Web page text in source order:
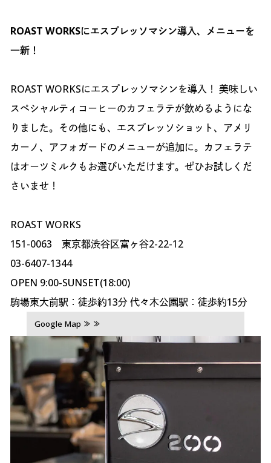
ROAST WORKSにエスプレッソマシン導入、メニューを
一新！
ROAST WORKSにエスプレッソマシンを導入！ 美味しい
スペシャルティコーヒーのカフェラテが飲めるようにな
りました。その他にも、エスプレッソショット、アメリ
カーノ、アフォガードのメニューが追加に。カフェラテ
はオーツミルクもお選びいただけます。ぜひお試しくだ
さいませ！
ROAST WORKS
151-0063 東京都渋谷区富ヶ谷2-22-12
03-6407-1344
OPEN 9:00-SUNSET(18:00)
駒場東大前駅：徒歩約13分 代々木公園駅：徒歩約15分
Google Map ≫ ≫